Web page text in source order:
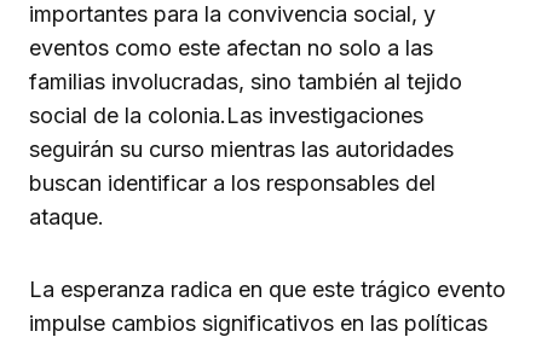
importantes para la convivencia social, y
eventos como este afectan no solo a las
familias involucradas, sino también al tejido
social de la colonia.Las investigaciones
seguirán su curso mientras las autoridades
buscan identificar a los responsables del
ataque.
La esperanza radica en que este trágico evento
impulse cambios significativos en las políticas